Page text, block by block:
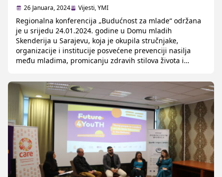
26 Januara, 2024 Vijesti,YMI
Regionalna konferencija „Budućnost za mlade“ održana
je u srijedu 24.01.2024. godine u Domu mladih
Skenderija u Sarajevu, koja je okupila stručnjake,
organizacije i institucije posvećene prevenciji nasilja
među mladima, promicanju zdravih stilova života i
događajem završava se trogodišnji projekt koji
organizira CARE International u suradnji s regionalnim
partnerima, uz potporu […]